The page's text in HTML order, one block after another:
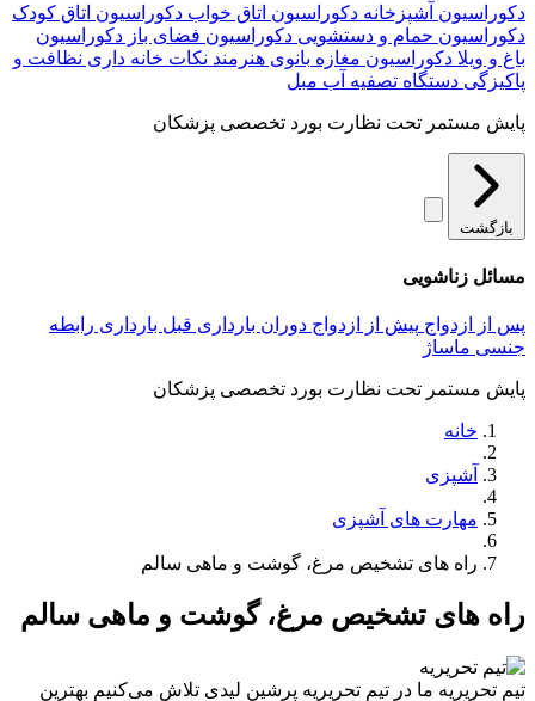
دکوراسیون آشپزخانه دکوراسیون اتاق خواب دکوراسیون اتاق کودک
دکوراسیون حمام و دستشویی دکوراسیون فضای باز دکوراسیون
باغ و ویلا دکوراسیون مغازه بانوی هنرمند نکات خانه داری نظافت و
پاکیزگی دستگاه تصفیه آب مبل
پایش مستمر تحت نظارت بورد تخصصی پزشکان
بازگشت
مسائل زناشویی
پس از ازدواج پیش از ازدواج دوران بارداری قبل بارداری رابطه
جنسی ماساژ
پایش مستمر تحت نظارت بورد تخصصی پزشکان
خانه
آشپزی
مهارت های آشپزی
راه های تشخیص مرغ، گوشت و ماهی سالم
راه های تشخیص مرغ، گوشت و ماهی سالم
تیم تحریریه ما در تیم تحریریه پرشین لیدی تلاش می‌کنیم بهترین